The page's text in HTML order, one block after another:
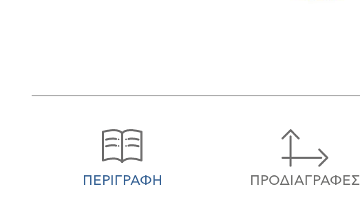
ΠΕΡΙΓΡΑΦΉ ΠΡΟΔΙΑΓΡΑΦΈΣ